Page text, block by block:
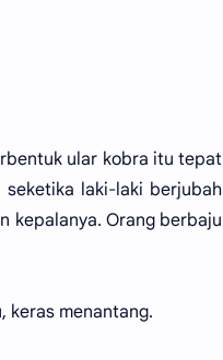
ular kobra itu tepat
laki-laki berjubah
kepalanya. Orang berbaju
keras menantang.